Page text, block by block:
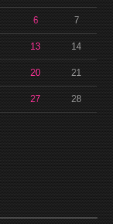
6 7
13 14
20 21
27 28